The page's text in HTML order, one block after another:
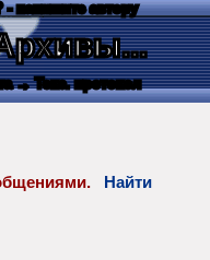
- напишите автору
→ Текс. протокол
Найти